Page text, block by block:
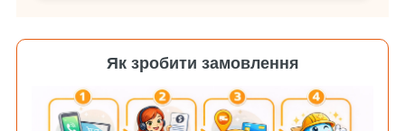
Як зробити замовлення